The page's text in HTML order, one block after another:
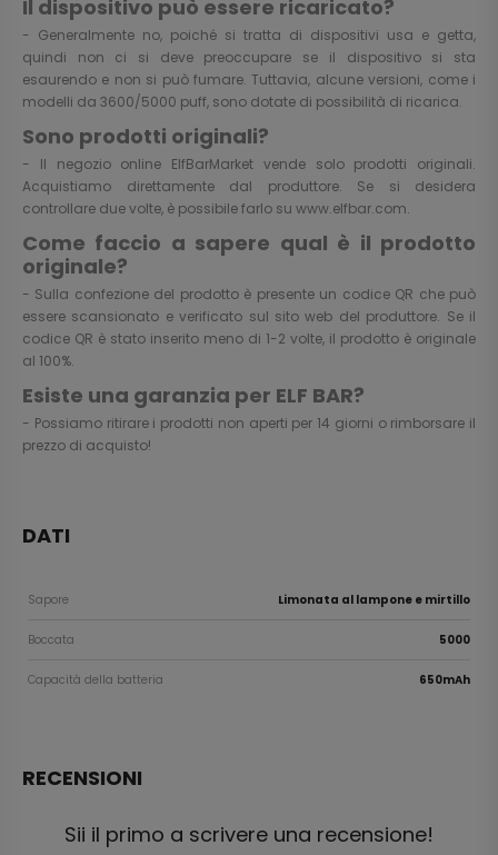
Il dispositivo può essere ricaricato?
- Generalmente no, poiché si tratta di dispositivi usa e getta,
quindi non ci si deve preoccupare se il dispositivo si sta
esaurendo e non si può fumare. Tuttavia, alcune versioni, come i
modelli da 3600/5000 puff, sono dotate di possibilità di ricarica.
Sono prodotti originali?
- Il negozio online ElfBarMarket vende solo prodotti originali.
Acquistiamo direttamente dal produttore. Se si desidera
controllare due volte, è possibile farlo su www.elfbar.com.
Come faccio a sapere qual è il prodotto
originale?
- Sulla confezione del prodotto è presente un codice QR che può
essere scansionato e verificato sul sito web del produttore. Se il
codice QR è stato inserito meno di 1-2 volte, il prodotto è originale
al 100%.
Esiste una garanzia per ELF BAR?
- Possiamo ritirare i prodotti non aperti per 14 giorni o rimborsare il
prezzo di acquisto!
DATI
Sapore Limonata al lampone e mirtillo
Boccata 5000
Capacità della batteria 650mAh
RECENSIONI
Sii il primo a scrivere una recensione!